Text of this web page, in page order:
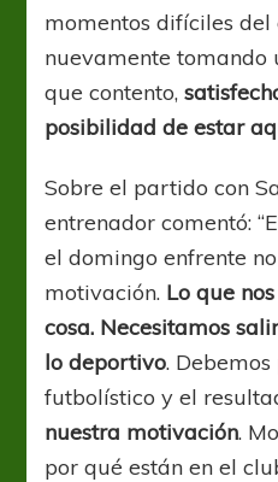
momentos difíciles del
nuevamente tomando
que contento,
posibilidad de estar
Sobre el partido con
entrenador comentó:
el domingo enfrente
motivación. Lo que
cosa. Necesitamos
lo deportivo.
futbolístico y el
nuestra motivación.
por qué están en el